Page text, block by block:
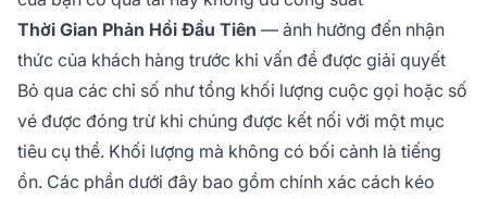
Thời Gian Phản Hồi Đầu Tiên — ảnh hưởng đến nhận
thức của khách hàng trước khi vấn đề được giải quyết
Bỏ qua các chỉ số như tổng khối lượng cuộc gọi hoặc số
vé được đóng trừ khi chúng được kết nối với một mục
tiêu cụ thể. Khối lượng mà không có bối cảnh là tiếng
ồn. Các phần dưới đây bao gồm chính xác cách kéo